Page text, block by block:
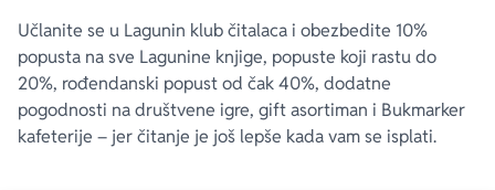
Učlanite se u Lagunin klub čitalaca i obezbedite 10%
popusta na sve Lagunine knjige, popuste koji rastu do
20%, rođendanski popust od čak 40%, dodatne
pogodnosti na društvene igre, gift asortiman i Bukmarker
kafeterije – jer čitanje je još lepše kada vam se isplati.